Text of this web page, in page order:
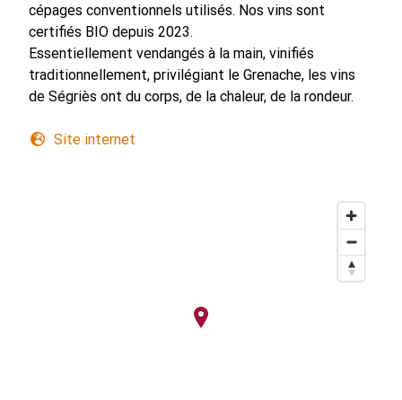
cépages conventionnels utilisés. Nos vins sont
certifiés BIO depuis 2023.
Essentiellement vendangés à la main, vinifiés
traditionnellement, privilégiant le Grenache, les vins
de Ségriès ont du corps, de la chaleur, de la rondeur.
Site internet